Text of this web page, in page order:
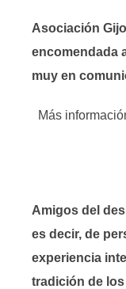
Asociación
encomendada
muy en
Más
Amigos del
es decir, de
experiencia
tradición de